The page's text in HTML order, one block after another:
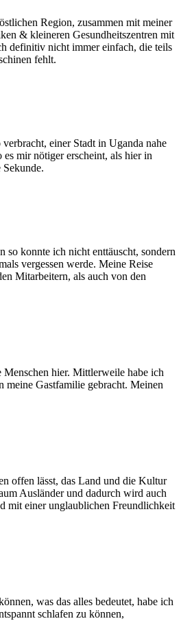
Region, zusammen mit meiner
& kleineren Gesundheitszentren mit
definitiv nicht immer einfach, die teils
fehlt.
einer Stadt in Uganda nahe
mir nötiger erscheint, als hier in
so konnte ich nicht enttäuscht, sondern
vergessen werde. Meine Reise
Mitarbeitern, als auch von den
Menschen hier. Mittlerweile habe ich
meine Gastfamilie gebracht. Meinen
offen lässt, das Land und die Kultur
Ausländer und dadurch wird auch
mit einer unglaublichen Freundlichkeit
was das alles bedeutet, habe ich
schlafen zu können,